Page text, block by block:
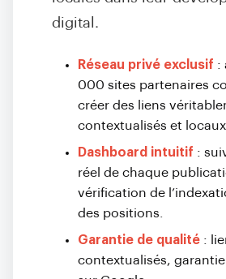
digital.
Réseau privé exclusif :
000 sites partenaires
créer des liens
contextualisés et locaux.
Dashboard intuitif :
réel de chaque
vérification de
des positions.
Garantie de qualité :
contextualisés, garantie